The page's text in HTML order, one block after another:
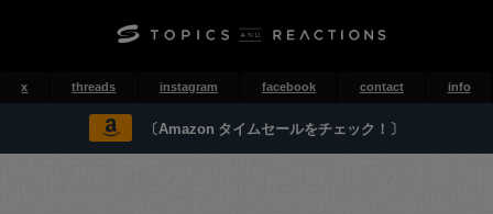
x threads instagram facebook contact info
〔Amazon タイムセールをチェック！〕